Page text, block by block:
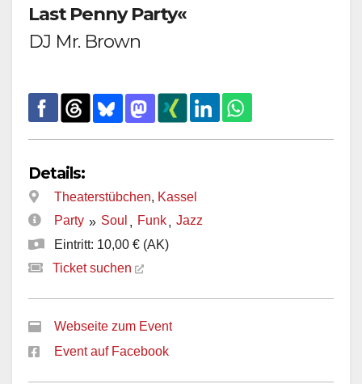
Last Penny Party«
DJ Mr. Brown
Details:
Theaterstübchen, Kassel
Party » Soul , Funk, Jazz
Eintritt: 10,00 € (AK)
Ticket suchen
Webseite zum Event
Event auf Facebook